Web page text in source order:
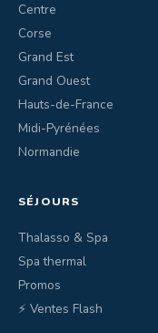
Centre
Corse
Grand Est
Grand Ouest
Hauts-de-France
Midi-Pyrénées
Normandie
SÉJOURS
Thalasso & Spa
Spa thermal
Promos
⚡ Ventes Flash